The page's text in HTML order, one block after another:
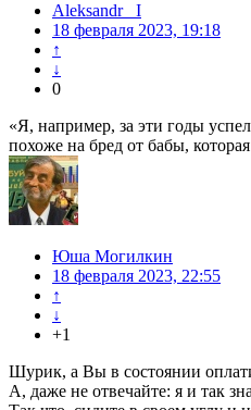
Aleksandr_ I
18 февраля 2023, 19:18
↑
↓
0
«Я, например, за эти годы
похоже на бред от бабы,
Юша Могилкин
18 февраля 2023, 22:55
↑
↓
+1
Шурик, а Вы в состоянии
А, даже не отвечайте: я и так